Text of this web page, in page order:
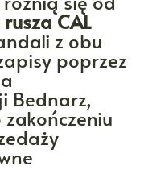
CAL
z obu
poprzez
Bednarz,
zakończeniu